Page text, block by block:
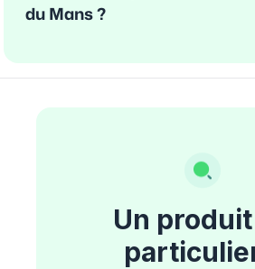
du Mans ?
Un